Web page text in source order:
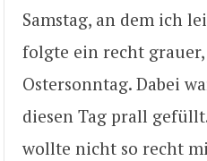
Samstag, an dem ich
folgte ein recht
Ostersonntag. Dabei
diesen Tag prall
wollte nicht so recht